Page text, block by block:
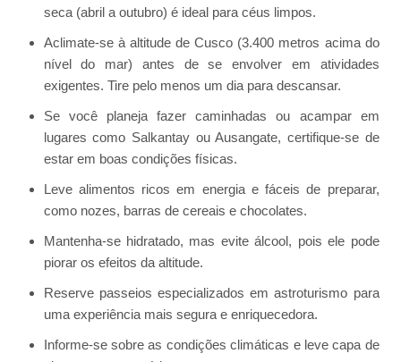
seca (abril a outubro) é ideal para céus limpos.
Aclimate-se à altitude de Cusco (3.400 metros acima do
nível do mar) antes de se envolver em atividades
exigentes. Tire pelo menos um dia para descansar.
Se você planeja fazer caminhadas ou acampar em
lugares como Salkantay ou Ausangate, certifique-se de
estar em boas condições físicas.
Leve alimentos ricos em energia e fáceis de preparar,
como nozes, barras de cereais e chocolates.
Mantenha-se hidratado, mas evite álcool, pois ele pode
piorar os efeitos da altitude.
Reserve passeios especializados em astroturismo para
uma experiência mais segura e enriquecedora.
Informe-se sobre as condições climáticas e leve capa de